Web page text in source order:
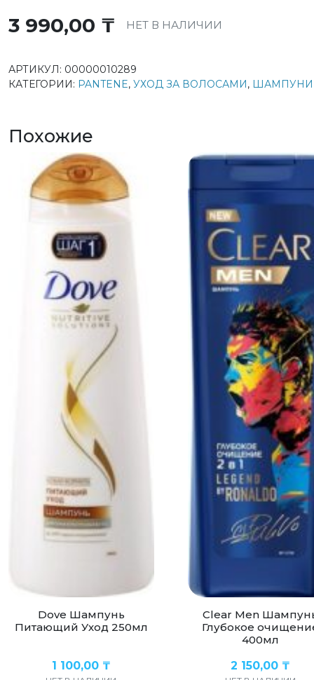
3 990,00 ₸ НЕТ В НАЛИЧИИ
АРТИКУЛ: 00000010289
КАТЕГОРИИ: PANTENE, УХОД ЗА ВОЛОСАМИ, ШАМПУНИ
Похожие
Dove Шампунь
Питающий Уход 250мл
1 100,00 ₸
Clear Men
Глубокое
400мл
2 150,00 ₸